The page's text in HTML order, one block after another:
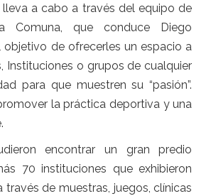
lleva a cabo a través del equipo de
Comuna, que conduce Diego
objetivo de ofrecerles un espacio a
Instituciones o grupos de cualquier
para que muestren su “pasión”.
la práctica deportiva y una
encontrar un gran predio
70 instituciones que exhibieron
través de muestras, juegos, clínicas